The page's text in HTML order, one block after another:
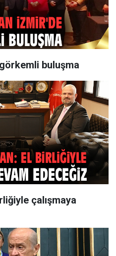
buluşma
çalışmaya